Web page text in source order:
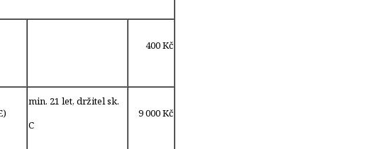
400 Kč
min. 21 let, držitel sk.
C
9 000 Kč